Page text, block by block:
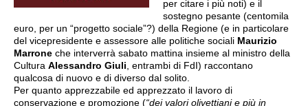
per citare i più noti) e il
sostegno pesante (centomila
euro, per un “progetto sociale”?) della Regione (e in particolare
del vicepresidente e assessore alle politiche sociali Maurizio
Marrone che interverrà sabato mattina insieme al ministro della
Cultura Alessandro Giuli , entrambi di FdI) raccontano
qualcosa di nuovo e di diverso dal solito.
Per quanto apprezzabile ed apprezzato il lavoro di
conservazione e promozione (“dei valori olivettiani e più in